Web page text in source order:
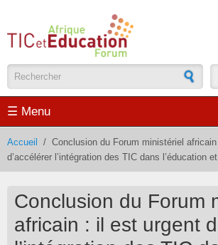
Formulaire de recherche
☰ Menu
Accueil / Conclusion du Forum ministériel
d’accélérer l’intégration des TIC dans l’éducation
Conclusion du Forum
africain : il est urgent